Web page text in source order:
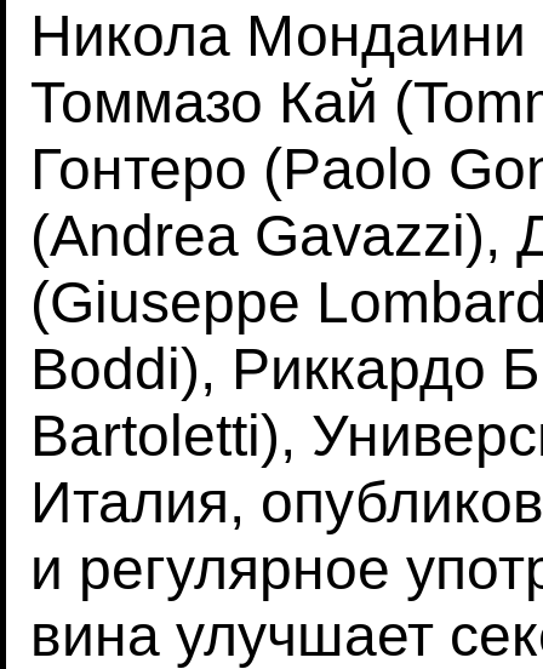
Никола Мондаини
Томмазо Кай
Гонтеро (Paolo
(Andrea Gavazzi),
(Giuseppe
Boddi), Риккардо
Bartoletti),
Италия,
и регулярное
вина улучшает